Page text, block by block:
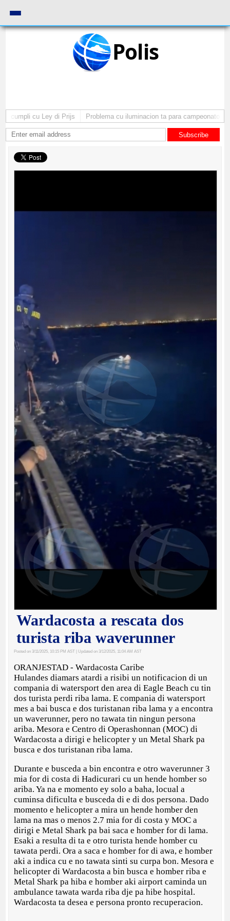
Polis
cu Ley di Prijs Problema cu iluminacion ta para campeonato di
Subscribe
Wardacosta a rescata dos
turista riba waverunner
Posted on 3/11/2025, 10:15 PM AST | Updated on 3/12/2025, 11:04 AM AST
ORANJESTAD - Wardacosta Caribe
Hulandes diamars atardi a risibi un notificacion di un
compania di watersport den area di Eagle Beach cu tin
dos turista perdi riba lama. E compania di watersport
mes a bai busca e dos turistanan riba lama y a encontra
un waverunner, pero no tawata tin ningun persona
ariba. Mesora e Centro di Operashonnan (MOC) di
Wardacosta a dirigi e helicopter y un Metal Shark pa
busca e dos turistanan riba lama.
Durante e busceda a bin encontra e otro waverunner 3
mia for di costa di Hadicurari cu un hende homber so
ariba. Ya na e momento ey solo a baha, locual a
cuminsa dificulta e busceda di e di dos persona. Dado
momento e helicopter a mira un hende homber den
lama na mas o menos 2.7 mia for di costa y MOC a
dirigi e Metal Shark pa bai saca e homber for di lama.
Esaki a resulta di ta e otro turista hende homber cu
tawata perdi. Ora a saca e homber for di awa, e homber
aki a indica cu e no tawata sinti su curpa bon. Mesora e
helicopter di Wardacosta a bin busca e homber riba e
Metal Shark pa hiba e homber aki airport caminda un
ambulance tawata warda riba dje pa hibe hospital.
Wardacosta ta desea e persona pronto recuperacion.